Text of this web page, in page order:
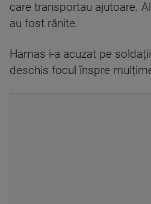
care transportau ajutoare.
au fost rănite.
Hamas i-a acuzat pe
deschis focul înspre